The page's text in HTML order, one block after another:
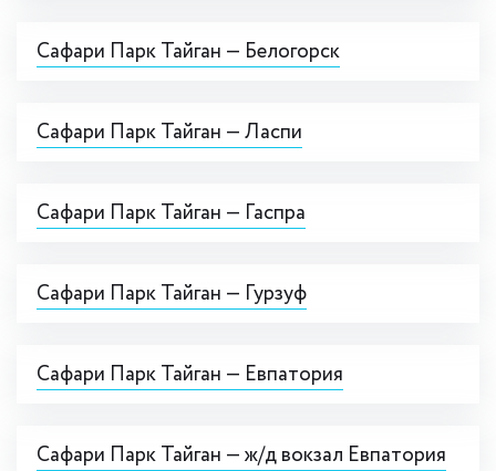
Сафари Парк Тайган — Белогорск
Сафари Парк Тайган — Ласпи
Сафари Парк Тайган — Гаспра
Сафари Парк Тайган — Гурзуф
Сафари Парк Тайган — Евпатория
Сафари Парк Тайган — ж/д вокзал Евпатория